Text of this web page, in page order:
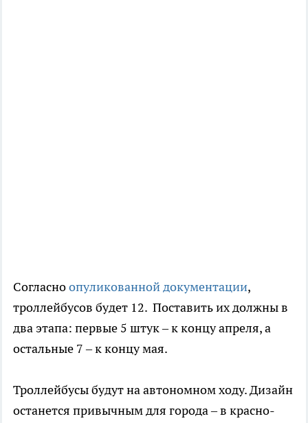
Согласноопуликованной документации,
троллейбусов будет 12. Поставить их должны в
два этапа: первые 5 штук – к концу апреля, а
остальные 7 – к концу мая.
Троллейбусы будут на автономном ходу. Дизайн
останется привычным для города – в красно-